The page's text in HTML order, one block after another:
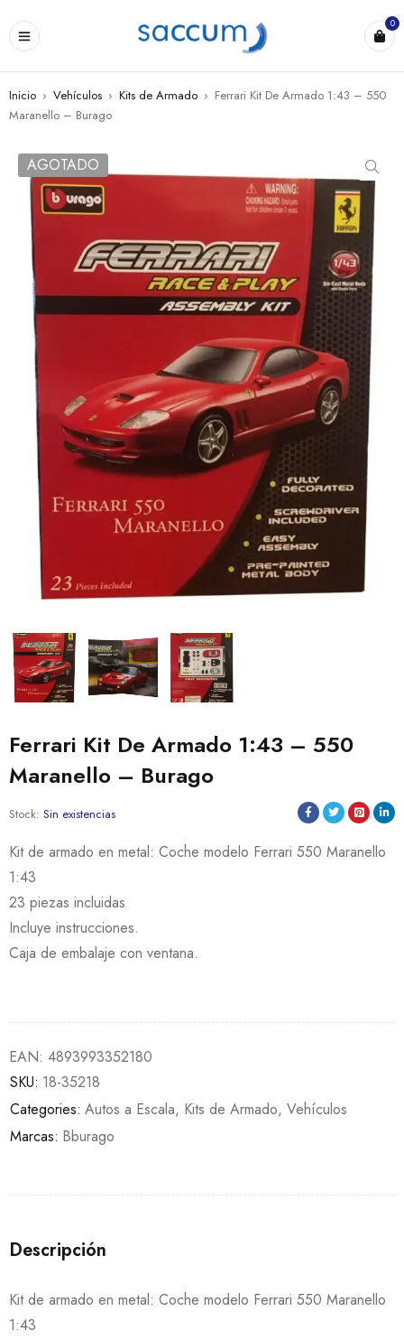
0
Inicio › Vehículos › Kits de Armado › Ferrari Kit De Armado 1:43 – 550
Maranello – Burago
AGOTADO
Ferrari Kit De Armado 1:43 – 550
Maranello – Burago
Stock: Sin existencias
Kit de armado en metal: Coche modelo Ferrari 550 Maranello
1:43
23 piezas incluidas
Incluye instrucciones.
Caja de embalaje con ventana.
EAN: 4893993352180
SKU: 18-35218
Categories: Autos a Escala, Kits de Armado, Vehículos
Marcas: Bburago
Descripción
Kit de armado en metal: Coche modelo Ferrari 550 Maranello
1:43